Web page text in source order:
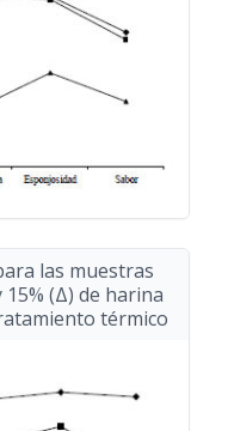
las muestras
15% (Δ) de harina
térmico